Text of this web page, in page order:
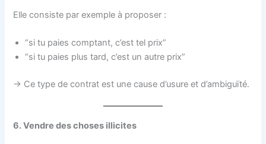
Elle consiste par exemple à proposer :
“si tu paies comptant, c’est tel prix”
“si tu paies plus tard, c’est un autre prix”
→ Ce type de contrat est une cause d’usure et d’ambiguïté.
6. Vendre des choses illicites